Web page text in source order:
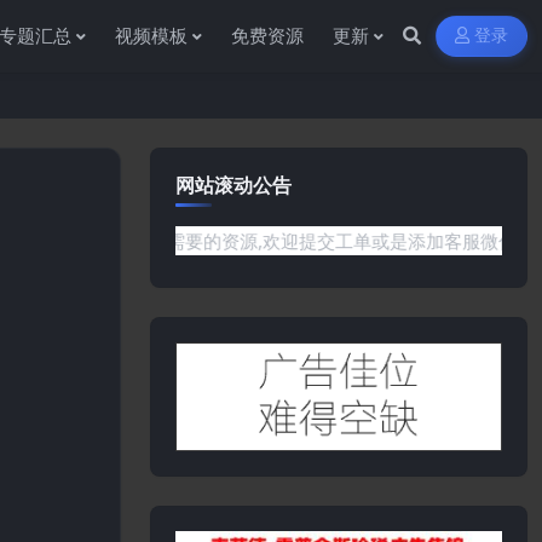
专题汇总 视频模板 免费资源 更新 登录
网站滚动公告
有你需要的资源,欢迎提交工单或是添加客服微信:ywb386获取